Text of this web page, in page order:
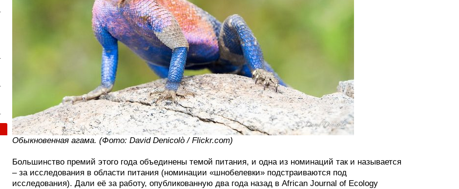
Обыкновенная агама. (Фото: David Denicolò / Flickr.com)
Большинство премий этого года объединены темой питания, и одна из номинаций так и называется
– за исследования в области питания (номинации «шнобелевки» подстраиваются под
исследования). Дали её за работу, опубликованную два года назад в African Journal of Ecology